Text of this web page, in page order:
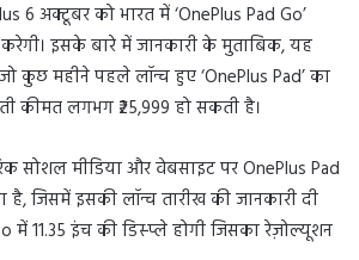
6 अक्टूबर को भारत में ‘OnePlus Pad Go’
इसके बारे में जानकारी के मुताबिक, यह
कुछ महीने पहले लॉन्च हुए ‘OnePlus Pad’ का
कीमत लगभग ₹25,999 हो सकती है।
सोशल मीडिया और वेबसाइट पर OnePlus Pad
है, जिसमें इसकी लॉन्च तारीख की जानकारी दी
में 11.35 इंच की डिस्प्ले होगी जिसका रेज़ोल्यूशन